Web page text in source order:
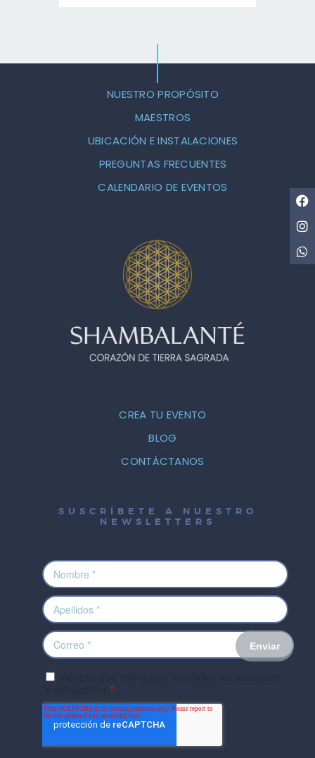
NUESTRO PROPÓSITO
MAESTROS
UBICACIÓN E INSTALACIONES
PREGUNTAS FRECUENTES
CALENDARIO DE EVENTOS
CREA TU EVENTO
BLOG
CONTÁCTANOS
SUSCRÍBETE A NUESTRO
NEWSLETTERS